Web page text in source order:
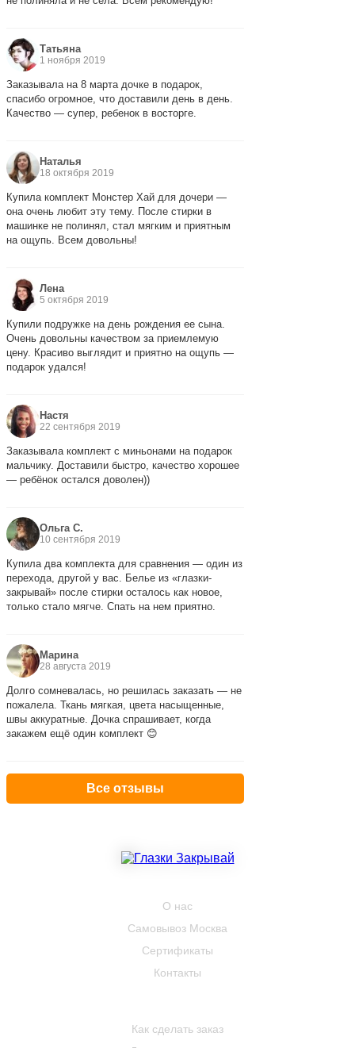
Татьяна
1 ноября 2019
Заказывала на 8 марта дочке в подарок,
спасибо огромное, что доставили день в день.
Качество — супер, ребенок в восторге.
Наталья
18 октября 2019
Купила комплект Монстер Хай для дочери —
она очень любит эту тему. После стирки в
машинке не полинял, стал мягким и приятным
на ощупь. Всем довольны!
Лена
5 октября 2019
Купили подружке на день рождения ее сына.
Очень довольны качеством за приемлемую
цену. Красиво выглядит и приятно на ощупь —
подарок удался!
Настя
22 сентября 2019
Заказывала комплект с миньонами на подарок
мальчику. Доставили быстро, качество хорошее
— ребёнок остался доволен))
Ольга С.
10 сентября 2019
Купила два комплекта для сравнения — один из
перехода, другой у вас. Белье из «глазки-
закрывай» после стирки осталось как новое,
только стало мягче. Спать на нем приятно.
Марина
28 августа 2019
Долго сомневалась, но решилась заказать — не
пожалела. Ткань мягкая, цвета насыщенные,
швы аккуратные. Дочка спрашивает, когда
закажем ещё один комплект 😊
Все отзывы
О нас
Самовывоз Москва
Сертификаты
Контакты
Как сделать заказ